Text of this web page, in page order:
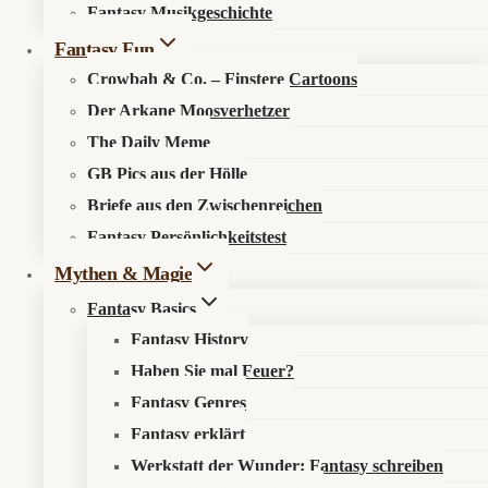
Fantasy Musikgeschichte
Fantasy Fun
Crowbah & Co. – Finstere Cartoons
Der Arkane Moosverhetzer
The Daily Meme
GB Pics aus der Hölle
Briefe aus den Zwischenreichen
Fantasy Persönlichkeitstest
Mythen & Magie
Fantasy Basics
Fantasy History
Haben Sie mal Feuer?
Fantasy Genres
Fantasy erklärt
Werkstatt der Wunder: Fantasy schreiben
Search in content
Der Arkane Moosverhetzer
Nosferatu-Spinne auf dem Vormarsch: Die neue
Invasionsfront in deutschen Wohnzimmern
🕷️ Nosferatu-Spinne auf dem Vormarsch:
Die neue Invasionsfront in deutschen
Wohnzimmern